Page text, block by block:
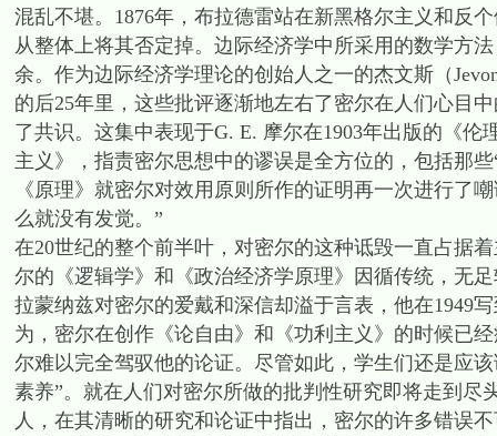
混乱不堪。1876年，布拉德雷站在新黑格尔主义和反
从整体上将其否定掉。边际经济学中所采用的数学方
余。作为边际经济学理论的创始人之一的杰文斯（
的后25年里，这些批评逐渐地左右了密尔在人们心目
了共识。这集中表现于G. E. 摩尔在1903年出版的《
主义》，指责密尔思想中的谬误是全方位的，包括那
《原理》就密尔对效用原则所作的证明再一次进行了
么就没有发觉。”
在20世纪的整个前半叶，对密尔的这种诋毁一直占据
尔的《逻辑学》和《政治经济学原理》因循传统，无
拉蒙纳兹对密尔的爱戴和深信却溢于言表，他在1949
为，密尔在创作《论自由》和《功利主义》的时候已
尔难以完全驾驭他的论证。尽管如此，学生们还是应
素养”。就在人们对密尔所做的批判性研究即将走到
人，在其清晰的研究和论证中指出，密尔的许多错误